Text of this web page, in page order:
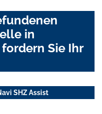
in
Sie Ihr
SHZ Assist